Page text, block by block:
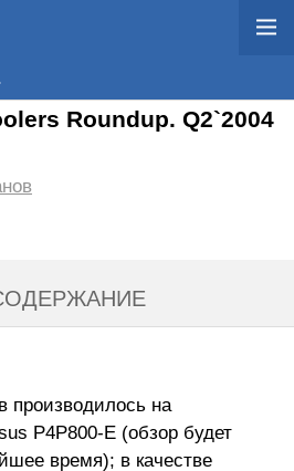
Roundup. Q2`2004
производилось на
P4P800-E (обзор будет
время); в качестве